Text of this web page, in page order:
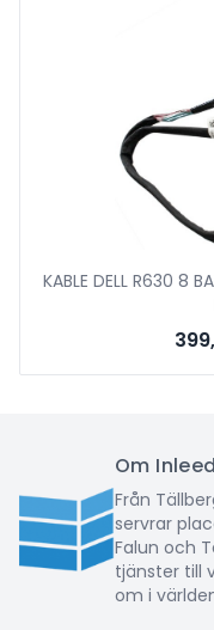
KABLE DELL R630 8
Om Inleed
Från
servrar
Falun och
tjänster till
om i